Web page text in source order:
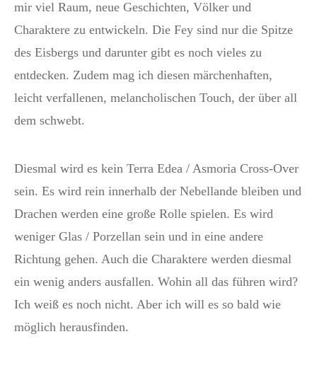
mir viel Raum, neue Geschichten, Völker und
Charaktere zu entwickeln. Die Fey sind nur die Spitze
des Eisbergs und darunter gibt es noch vieles zu
entdecken. Zudem mag ich diesen märchenhaften,
leicht verfallenen, melancholischen Touch, der über all
dem schwebt.
Diesmal wird es kein Terra Edea / Asmoria Cross-Over
sein. Es wird rein innerhalb der Nebellande bleiben und
Drachen werden eine große Rolle spielen. Es wird
weniger Glas / Porzellan sein und in eine andere
Richtung gehen. Auch die Charaktere werden diesmal
ein wenig anders ausfallen. Wohin all das führen wird?
Ich weiß es noch nicht. Aber ich will es so bald wie
möglich herausfinden.